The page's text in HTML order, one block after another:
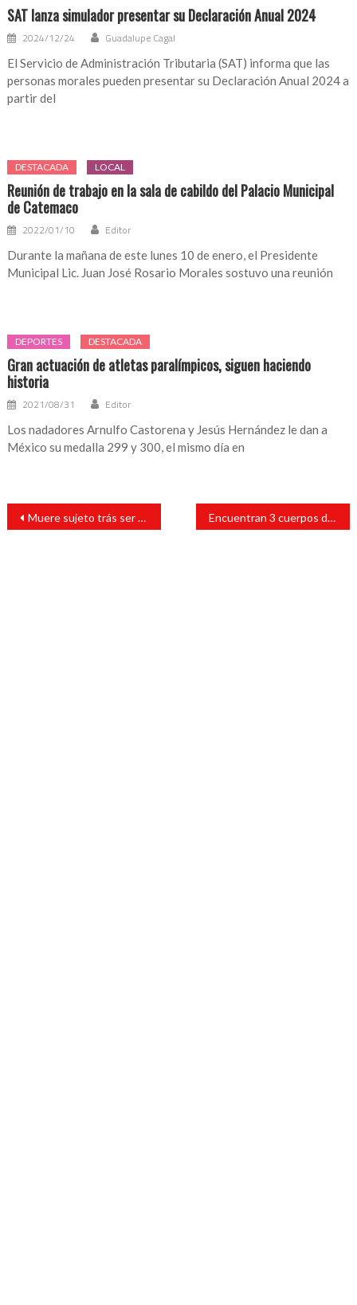
SAT lanza simulador presentar su Declaración Anual 2024
2024/12/24 Guadalupe Cagal
El Servicio de Administración Tributaria (SAT) informa que las
personas morales pueden presentar su Declaración Anual 2024 a
partir del
DESTACADA LOCAL
Reunión de trabajo en la sala de cabildo del Palacio Municipal
de Catemaco
2022/01/10 Editor
Durante la mañana de este lunes 10 de enero, el Presidente
Municipal Lic. Juan José Rosario Morales sostuvo una reunión
DEPORTES DESTACADA
Gran actuación de atletas paralímpicos, siguen haciendo
historia
2021/08/31 Editor
Los nadadores Arnulfo Castorena y Jesús Hernández le dan a
México su medalla 299 y 300, el mismo día en
Navegación
entradas
Muere sujeto trás ser macheteado en su domicilio, agresor también fue herido y detenido en el hospital Encuentran 3 cuerpos degollados en Martínez de la Torre